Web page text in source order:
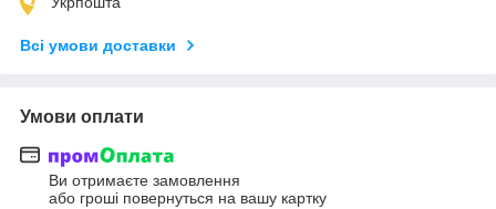
Всі умови доставки
Умови оплати
Ви отримаєте замовлення
або гроші повернуться на вашу картку